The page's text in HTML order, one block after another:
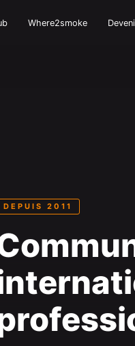
Where2smoke
DEPUIS 2011